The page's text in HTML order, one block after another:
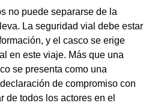
no puede separarse de la
La seguridad vial debe estar
y el casco se erige
en este viaje. Más que una
se presenta como una
de compromiso con
de todos los actores en el